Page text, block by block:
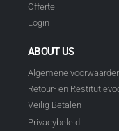
Offerte
Login
ABOUT US
Algemene
Retour- en
Veilig Betalen
Privacybeleid